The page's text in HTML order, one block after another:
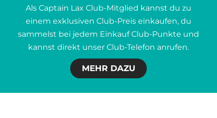
Als Captain Lax Club-Mitglied kannst du zu
einem exklusiven Club-Preis einkaufen, du
sammelst bei jedem Einkauf Club-Punkte und
kannst direkt unser Club-Telefon anrufen.
MEHR DAZU